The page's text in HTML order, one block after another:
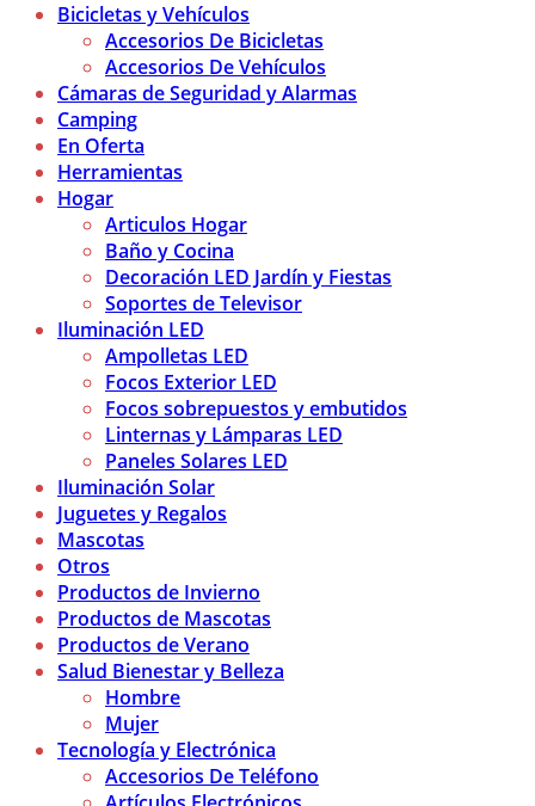
Bicicletas y Vehículos
Accesorios De Bicicletas
Accesorios De Vehículos
Cámaras de Seguridad y Alarmas
Camping
En Oferta
Herramientas
Hogar
Articulos Hogar
Baño y Cocina
Decoración LED Jardín y Fiestas
Soportes de Televisor
Iluminación LED
Ampolletas LED
Focos Exterior LED
Focos sobrepuestos y embutidos
Linternas y Lámparas LED
Paneles Solares LED
Iluminación Solar
Juguetes y Regalos
Mascotas
Otros
Productos de Invierno
Productos de Mascotas
Productos de Verano
Salud Bienestar y Belleza
Hombre
Mujer
Tecnología y Electrónica
Accesorios De Teléfono